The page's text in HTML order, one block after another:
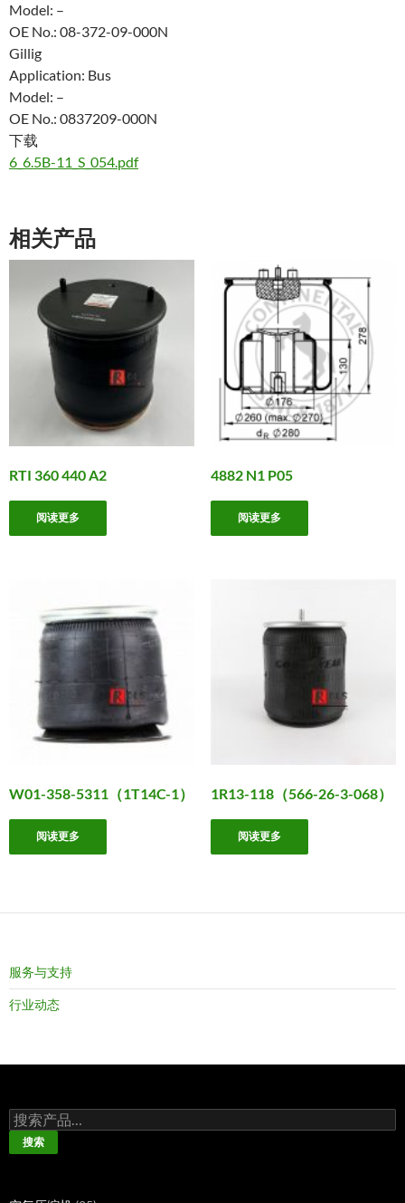
Model: –
OE No.: 08-372-09-000N
Gillig
Application: Bus
Model: –
OE No.: 0837209-000N
下载
6_6.5B-11_S_054.pdf
相关产品
RTI 360 440 A2
阅读更多
4882 N1 P05
阅读更多
W01-358-5311（1T14C-1）
阅读更多
1R13-118（566-26-3-068）
阅读更多
服务与支持
行业动态
搜
索：
搜索